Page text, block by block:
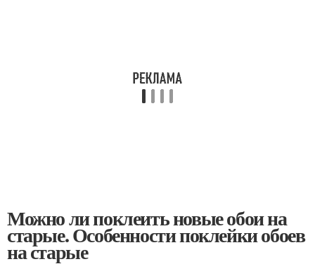
Можно ли поклеить новые обои на
старые. Особенности поклейки обоев
на старые